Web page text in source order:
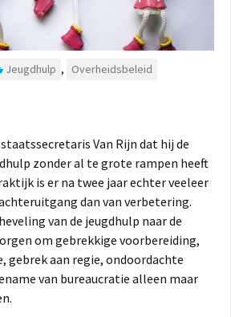
Jeugdhulp ,
Overheidsbeleid
Van Rijn dat hij de
zonder al te grote rampen heeft
is er na twee jaar echter veeleer
dan van verbetering.
van de jeugdhulp naar de
om gebrekkige voorbereiding,
gebrek aan regie, ondoordachte
van bureaucratie alleen maar